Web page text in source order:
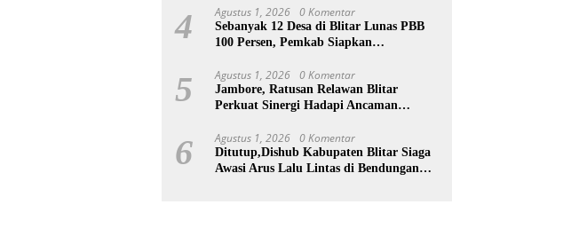
4 Agustus 1, 2026 0 Komentar
Sebanyak 12 Desa di Blitar Lunas PBB
100 Persen, Pemkab Siapkan
5 Agustus 1, 2026 0 Komentar
Jambore, Ratusan Relawan Blitar
Perkuat Sinergi Hadapi Ancaman
6 Agustus 1, 2026 0 Komentar
Ditutup,Dishub Kabupaten Blitar Siaga
Awasi Arus Lalu Lintas di Bendungan